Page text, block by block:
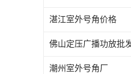
湛江室外号角价格
佛山定压广播功放批
潮州室外号角厂